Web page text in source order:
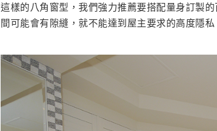
這樣的八角窗型，我們強力推薦要搭配量身訂製
間可能會有隙縫，就不能達到屋主要求的高度隱私